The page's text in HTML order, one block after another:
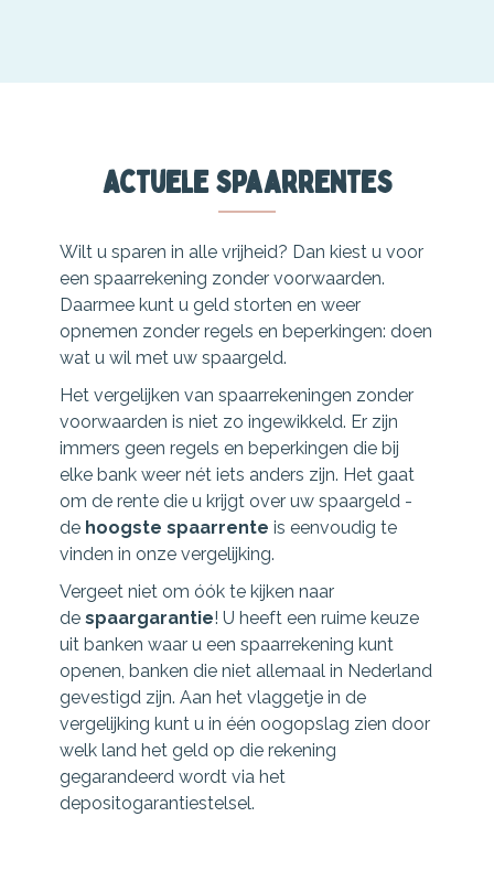
Actuele spaarrentes
Wilt u sparen in alle vrijheid? Dan kiest u voor
een spaarrekening zonder voorwaarden.
Daarmee kunt u geld storten en weer
opnemen zonder regels en beperkingen: doen
wat u wil met uw spaargeld.
Het vergelijken van spaarrekeningen zonder
voorwaarden is niet zo ingewikkeld. Er zijn
immers geen regels en beperkingen die bij
elke bank weer nét iets anders zijn. Het gaat
om de rente die u krijgt over uw spaargeld -
de hoogste spaarrente is eenvoudig te
vinden in onze vergelijking.
Vergeet niet om óók te kijken naar
despaargarantie! U heeft een ruime keuze
uit banken waar u een spaarrekening kunt
openen, banken die niet allemaal in Nederland
gevestigd zijn. Aan het vlaggetje in de
vergelijking kunt u in één oogopslag zien door
welk land het geld op die rekening
gegarandeerd wordt via het
depositogarantiestelsel.